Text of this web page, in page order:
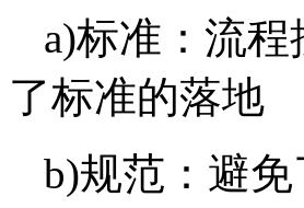
a)标准：流
了标准的落地
b)规范：避